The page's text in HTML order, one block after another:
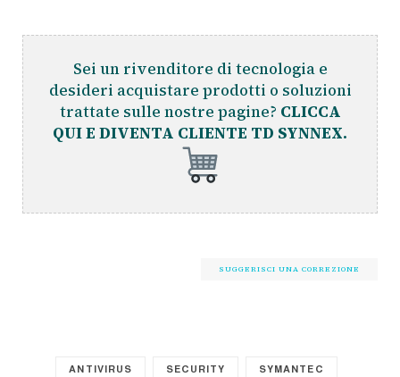
Sei un rivenditore di tecnologia e
desideri acquistare prodotti o soluzioni
trattate sulle nostre pagine? CLICCA
QUI E DIVENTA CLIENTE TD SYNNEX.
SUGGERISCI UNA CORREZIONE
ANTIVIRUS SECURITY SYMANTEC